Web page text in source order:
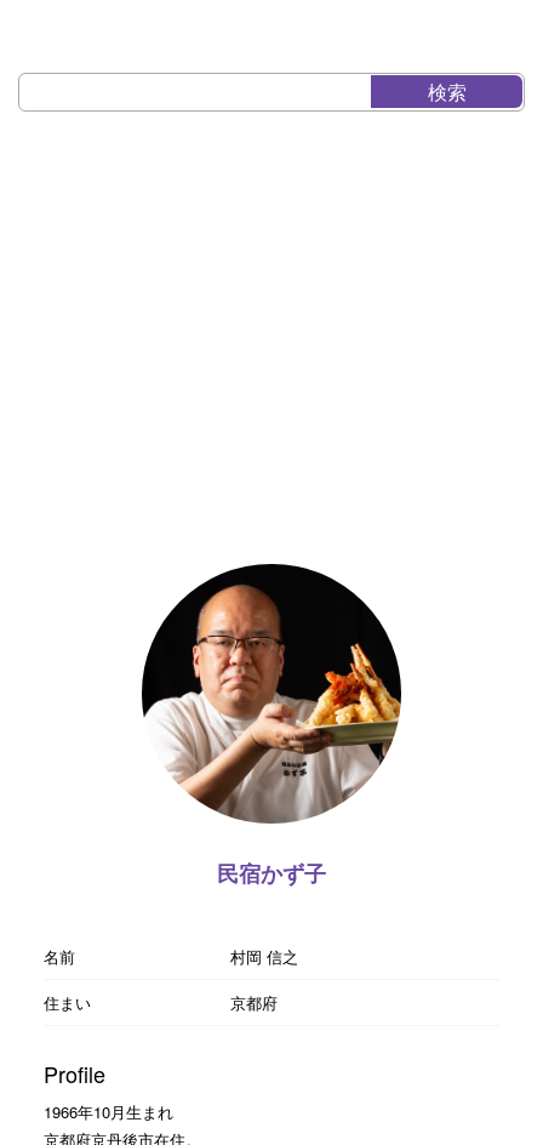
民宿かず子
名前
村岡 信之
住まい
京都府
Profile
1966年10月生まれ
京都府京丹後市在住。